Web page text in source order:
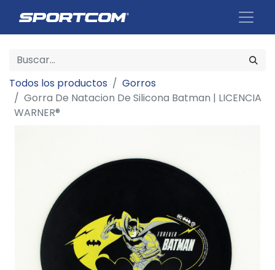
Todos los productos
Gorros
Gorra De Natacion De Silicona Batman | LICENCIA
WARNER®